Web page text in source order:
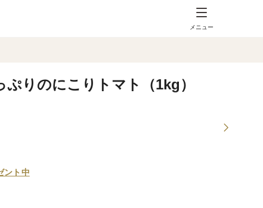
メニュー
ぷりのにこりトマト（1kg）
ント中